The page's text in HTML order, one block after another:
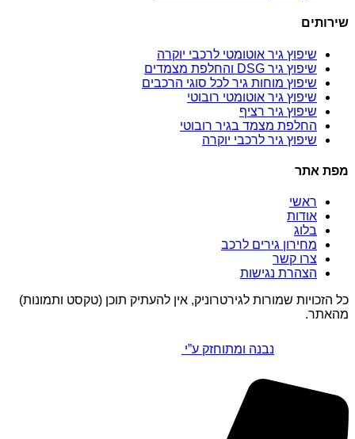
שירותים
שיפוץ גיר אוטומטי לרכבי יוקרה
שיפוץ גיר DSG והחלפת מצמדים
שיפוץ מוחות גיר לכל סוגי הרכבים
שיפוץ גיר אוטומטי רובוטי
שיפוץ גיר רציף
החלפת מצמד בגיר רובוטי
שיפוץ גיר לרכבי יוקרה
מפת אתר
ראשי
אודות
בלוג
מחירון גירים לרכב
צרו קשר
הצהרת נגישות
כל הזכויות שמורות לגירטרוניק, אין להעתיק תוכן (טקסט ותמונות)
מהאתר.
נבנה ומתוחזק ע”י